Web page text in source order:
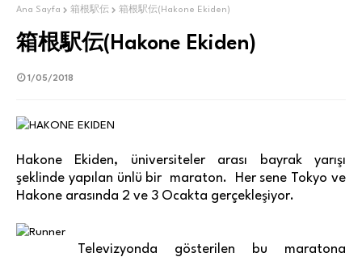
Ana Sayfa 箱根駅伝 箱根駅伝(Hakone Ekiden)
箱根駅伝(Hakone Ekiden)
1/05/2018
Hakone Ekiden, üniversiteler arası bayrak yarışı
şeklinde yapılan ünlü bir maraton. Her sene Tokyo ve
Hakone arasında 2 ve 3 Ocakta gerçekleşiyor.
Televizyonda gösterilen bu maratona